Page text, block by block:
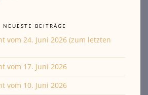
NEUESTE BEITRÄGE
vom 24. Juni 2026 (zum letzten
vom 17. Juni 2026
vom 10. Juni 2026